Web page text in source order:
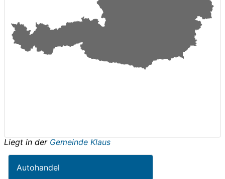
Liegt in der Gemeinde Klaus
Autohandel